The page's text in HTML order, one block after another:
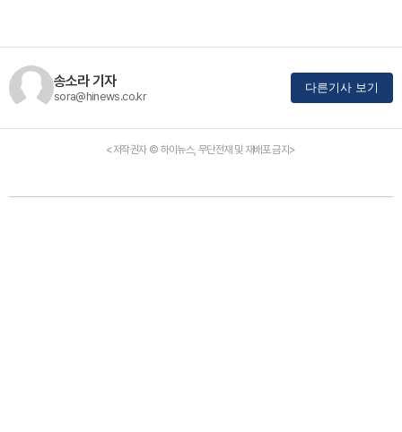
송소라 기자
sora@hinews.co.kr
다른기사 보기
<저작권자 © 하이뉴스, 무단전재 및 재배포 금지>